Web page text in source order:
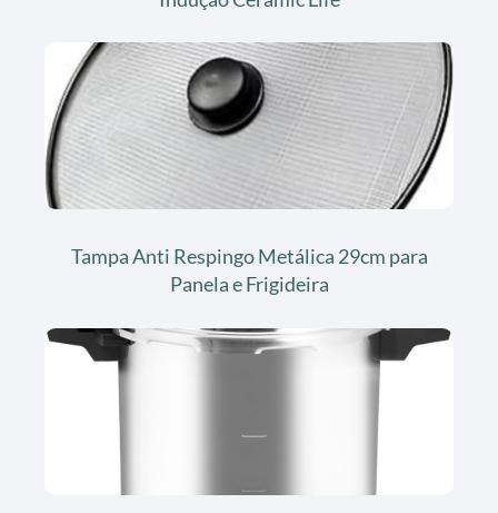
Tampa Anti Respingo Metálica 29cm para
Panela e Frigideira